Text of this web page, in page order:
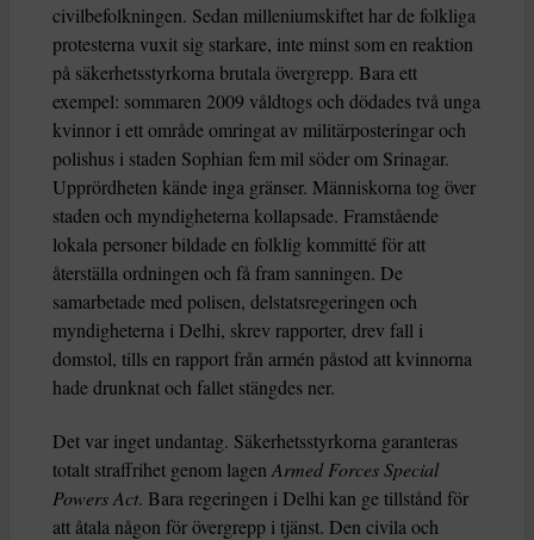
civilbefolkningen. Sedan milleniumskiftet har de folkliga
protesterna vuxit sig starkare, inte minst som en reaktion
på säkerhetsstyrkorna brutala övergrepp. Bara ett
exempel: sommaren 2009 våldtogs och dödades två unga
kvinnor i ett område omringat av militärposteringar och
polishus i staden Sophian fem mil söder om Srinagar.
Upprördheten kände inga gränser. Människorna tog över
staden och myndigheterna kollapsade. Framstående
lokala personer bildade en folklig kommitté för att
återställa ordningen och få fram sanningen. De
samarbetade med polisen, delstatsregeringen och
myndigheterna i Delhi, skrev rapporter, drev fall i
domstol, tills en rapport från armén påstod att kvinnorna
hade drunknat och fallet stängdes ner.
Det var inget undantag. Säkerhetsstyrkorna garanteras
totalt straffrihet genom lagen Armed Forces Special
Powers Act. Bara regeringen i Delhi kan ge tillstånd för
att åtala någon för övergrepp i tjänst. Den civila och